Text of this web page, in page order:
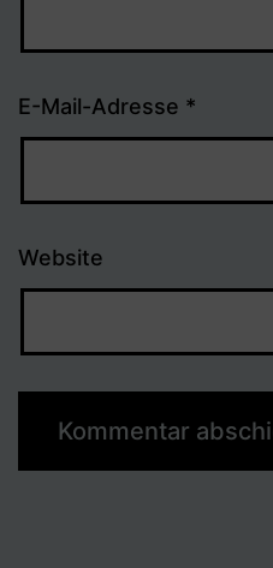
E-Mail-Adresse *
Website